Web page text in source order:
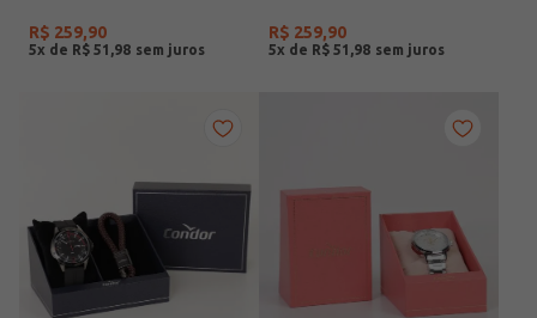
R$ 259,90
5x de R$ 51 98
R$ 259,90
5x de R$ 51 98